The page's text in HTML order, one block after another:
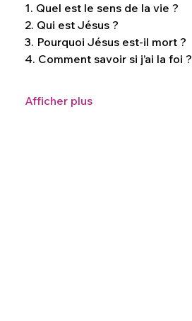
1. Quel est le sens de la vie ?
2. Qui est Jésus ?
3. Pourquoi Jésus est-il mort ?
4. Comment savoir si j’ai la foi ?
Afficher plus